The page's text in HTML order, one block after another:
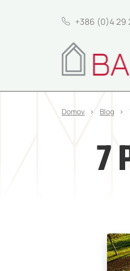
+386 (0)4 29
Domov Blog
7